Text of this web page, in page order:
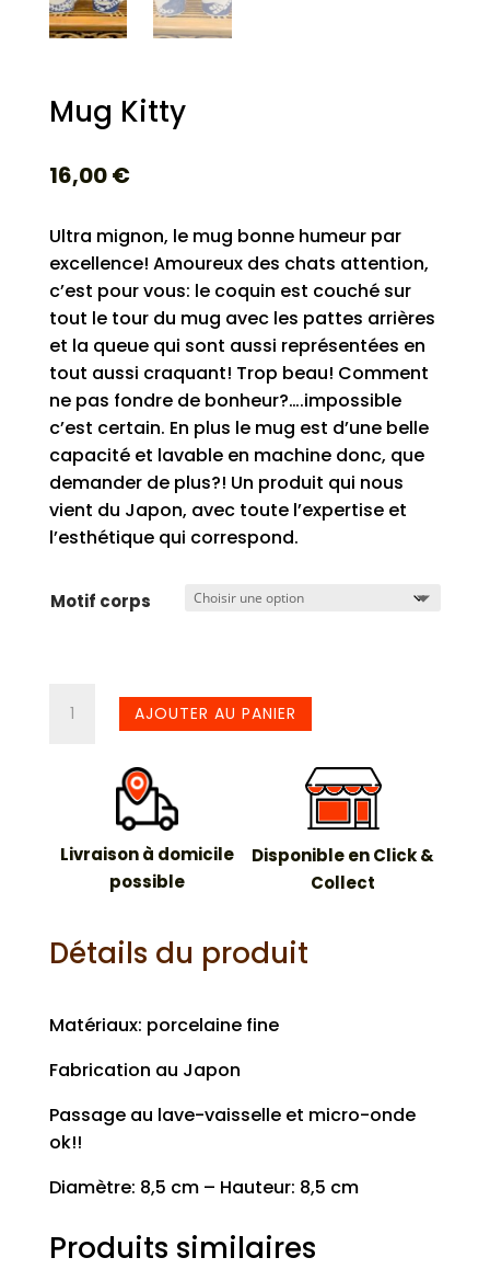
Mug Kitty
16,00€
Ultra mignon, le mug bonne humeur par
excellence! Amoureux des chats attention,
c’est pour vous: le coquin est couché sur
tout le tour du mug avec les pattes arrières
et la queue qui sont aussi représentées en
tout aussi craquant! Trop beau! Comment
ne pas fondre de bonheur?….impossible
c’est certain. En plus le mug est d’une belle
capacité et lavable en machine donc, que
demander de plus?! Un produit qui nous
vient du Japon, avec toute l’expertise et
l’esthétique qui correspond.
Motif corps
quantité
AJOUTER AU PANIER
Livraison à domicile
possible
Disponible en Click &
Collect
Détails du produit
Matériaux: porcelaine fine
Fabrication au Japon
Passage au lave-vaisselle et micro-onde
ok!!
Diamètre: 8,5 cm – Hauteur: 8,5 cm
Produits similaires